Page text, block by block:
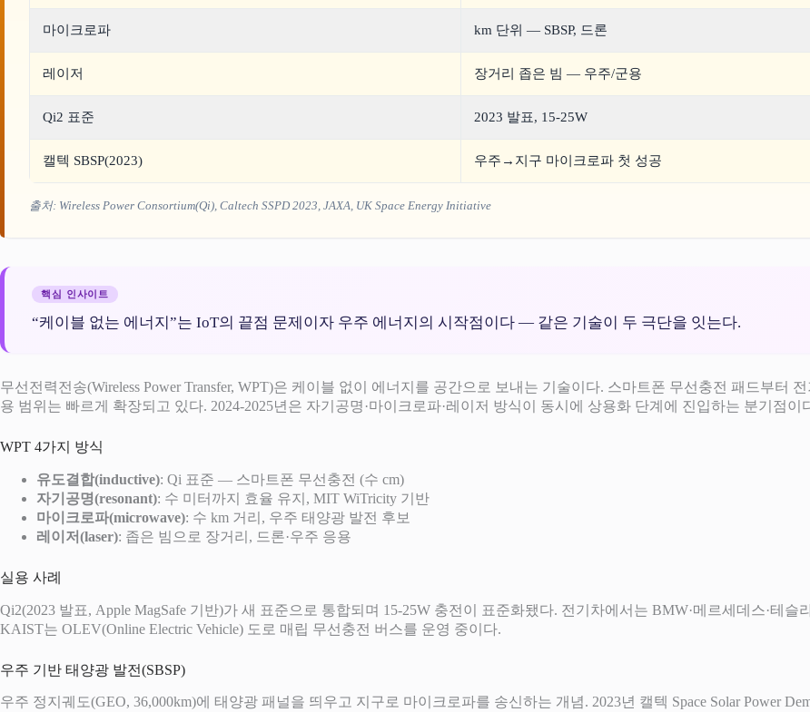
마이크로파 km 단위 — SBSP, 드론
레이저 장거리 좁은 빔 — 우주/군용
Qi2 표준 2023 발표, 15-25W
캘텍 SBSP(2023) 우주→지구 마이크로파 첫 성공
출처: Wireless Power Consortium(Qi), Caltech SSPD 2023, JAXA, UK Space Energy Initiative
핵심 인사이트
“케이블 없는 에너지”는 IoT의 끝점 문제이자 우주 에너지의 시작점이다 — 같은 기술이 두 극단을 잇는다.
무선전력전송(Wireless Power Transfer, WPT)은 케이블 없이 에너지를 공간으로 보내는 기술이다. 스마트폰 무선충전 패드부터
용 범위는 빠르게 확장되고 있다. 2024-2025년은 자기공명·마이크로파·레이저 방식이 동시에 상용화 단계에 진입하는 분기점이
WPT 4가지 방식
유도결합(inductive): Qi 표준 — 스마트폰 무선충전 (수 cm)
자기공명(resonant): 수 미터까지 효율 유지, MIT WiTricity 기반
마이크로파(microwave): 수 km 거리, 우주 태양광 발전 후보
레이저(laser): 좁은 빔으로 장거리, 드론·우주 응용
실용 사례
Qi2(2023 발표, Apple MagSafe 기반)가 새 표준으로 통합되며 15-25W 충전이 표준화됐다. 전기차에서는 BMW·메르세데스·테
KAIST는 OLEV(Online Electric Vehicle) 도로 매립 무선충전 버스를 운영 중이다.
우주 기반 태양광 발전(SBSP)
우주 정지궤도(GEO, 36,000km)에 태양광 패널을 띄우고 지구로 마이크로파를 송신하는 개념. 2023년 캘텍 Space Solar Power